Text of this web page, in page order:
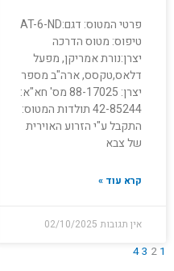
פרטי המטוס: דגם:AT-6-ND
טיפוס: מטוס הדרכה
יצרן:נורת אמריקן, מפעל
דלאס,טקסס, ארה"ב מספר
יצרן: 88-17025 מס' חא"א:
42-85244 תולדות המטוס:
התקבל ע"י הזרוע האוירית
של צבא
קרא עוד »
אין תגובות 02/10/2025
1
2
3
4